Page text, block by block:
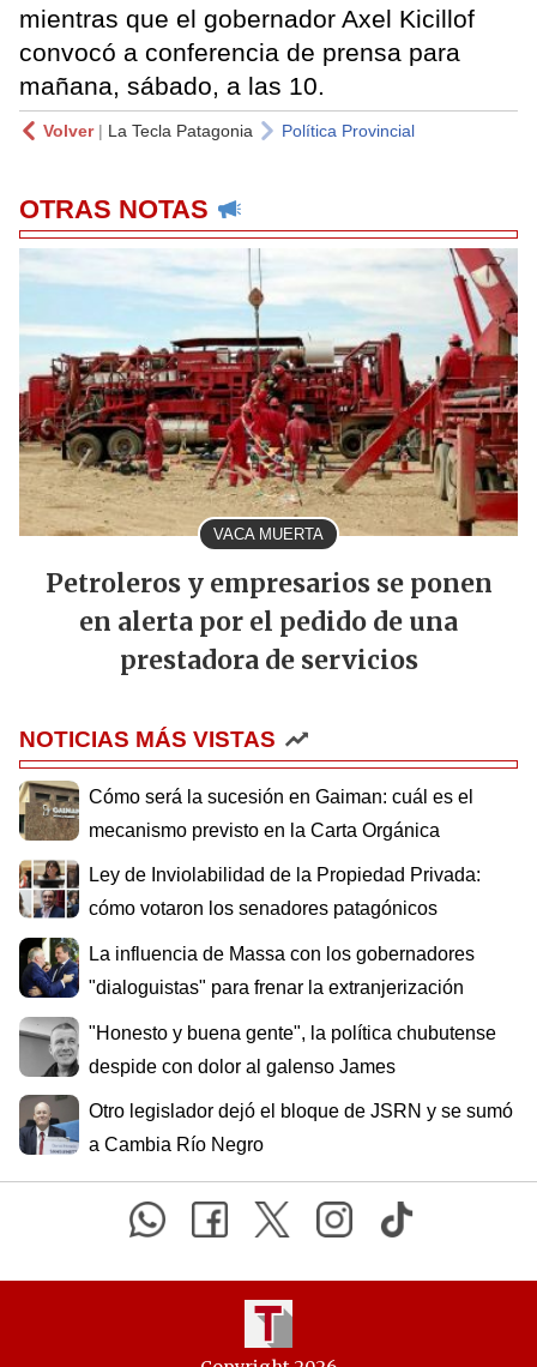
mientras que el gobernador Axel Kicillof
convocó a conferencia de prensa para
mañana, sábado, a las 10.
Volver| La Tecla Patagonia Política Provincial
OTRAS NOTAS
VACA MUERTA
Petroleros y empresarios se ponen
en alerta por el pedido de una
prestadora de servicios
NOTICIAS MÁS VISTAS
Cómo será la sucesión en Gaiman: cuál es el
mecanismo previsto en la Carta Orgánica
Ley de Inviolabilidad de la Propiedad Privada:
cómo votaron los senadores patagónicos
La influencia de Massa con los gobernadores
"dialoguistas" para frenar la extranjerización
"Honesto y buena gente", la política chubutense
despide con dolor al galenso James
Otro legislador dejó el bloque de JSRN y se sumó
a Cambia Río Negro